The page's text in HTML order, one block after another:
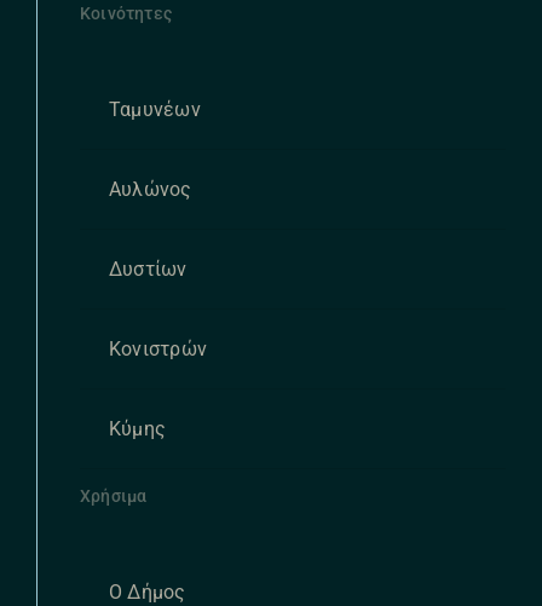
Κοινότητες
Ταμυνέων
Αυλώνος
Δυστίων
Κονιστρών
Κύμης
Χρήσιμα
Ο Δήμος